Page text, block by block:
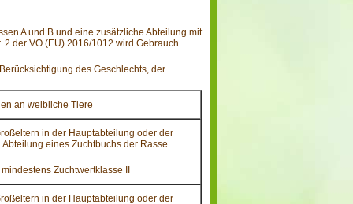
A und B und eine zusätzliche Abteilung mit
der VO (EU) 2016/1012 wird Gebrauch
des Geschlechts, der
an weibliche Tiere
in der Hauptabteilung oder der
eines Zuchtbuchs der Rasse
Zuchtwertklasse II
in der Hauptabteilung oder der